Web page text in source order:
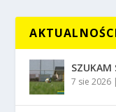
SZUKAM
7 sie 2026 |